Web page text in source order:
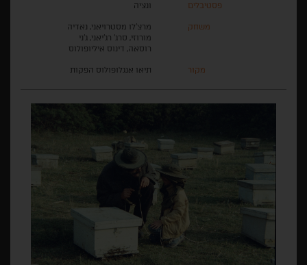
פסטיבלים ונציה
משחק
מרצ'לו מסטרויאני, נאדיה
מורוזי, סרג' רג'יאני, ג'ני
רוסאה, דינוס איליופולוס
מקור תיאו אנגלופולוס הפקות